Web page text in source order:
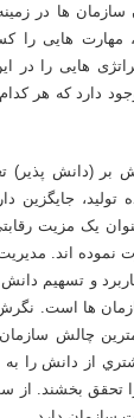
ها در
مهارت هایی
استراتژی هایی را
دارد که هر
بر (دانش
تولید، جایگزین
یک مزیت
نموده اند.
و تسهیم
ها است. نگرش
چالش
از دانش را
تحقق بخشند. از